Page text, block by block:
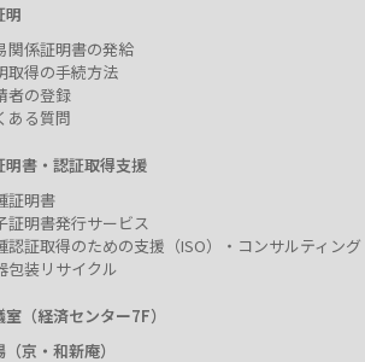
明
関係証明書の発給
取得の手続方法
者の登録
ある質問
明書・認証取得支援
証明書
証明書発行サービス
認証取得のための支援（ISO）・コンサルティング
包装リサイクル
（経済センター7F）
京・和新庵）